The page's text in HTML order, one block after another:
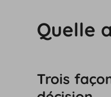
Quelle
Trois